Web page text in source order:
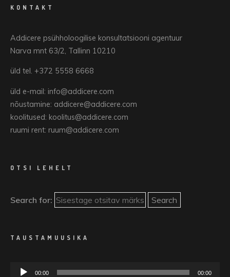
KONTAKT
Addicere psühholoogilise konsultatsiooni agentuur
Narva mnt 63/2, Tallinn 10210
üld tel. +372 5558 6668
üld e-mail: info@addicere.com
nõustamine: addicere@addicere.com
koolitused: koolitus@addicere.com
ruumi rent: ruum@addicere.com
OTSI LEHELT
Search for:
TAUSTAMUUSIKA
Audioesitaja
00:00 00:00